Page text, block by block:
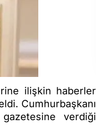
ilişkin haberler
Cumhurbaşkanı
verdiği